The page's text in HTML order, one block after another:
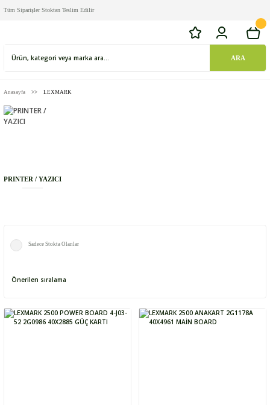
Tüm Siparişler Stoktan Teslim Edilir
ARA
Anasayfa LEXMARK
PRINTER / YAZICI
Sadece Stokta Olanlar